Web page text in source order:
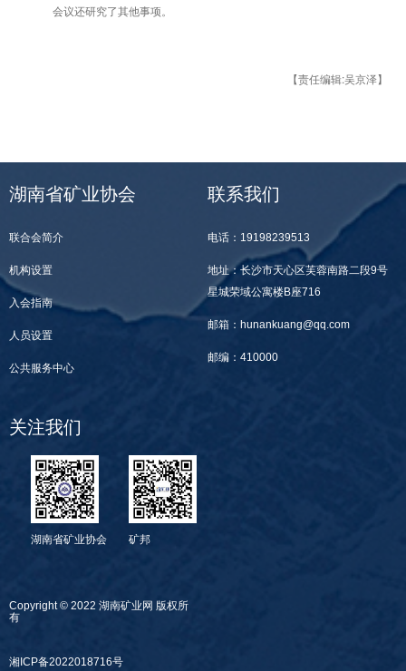
会议还研究了其他事项。
【责任编辑:吴京泽】
湖南省矿业协会
联合会简介
机构设置
入会指南
人员设置
公共服务中心
联系我们
电话：19198239513
地址：长沙市天心区芙蓉南路二段9号
星城荣域公寓楼B座716
邮箱：hunankuang@qq.com
邮编：410000
关注我们
湖南省矿业协会 矿邦
Copyright © 2022 湖南矿业网 版权所
有
湘ICP备2022018716号